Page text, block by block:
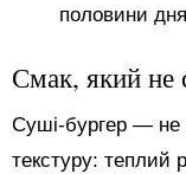
половини
Смак, який не
Суші-бургер — не
текстуру: теплий